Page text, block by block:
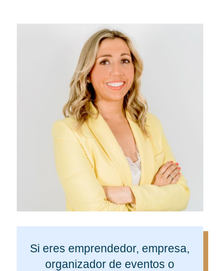
Si eres emprendedor, empresa,
organizador de eventos o